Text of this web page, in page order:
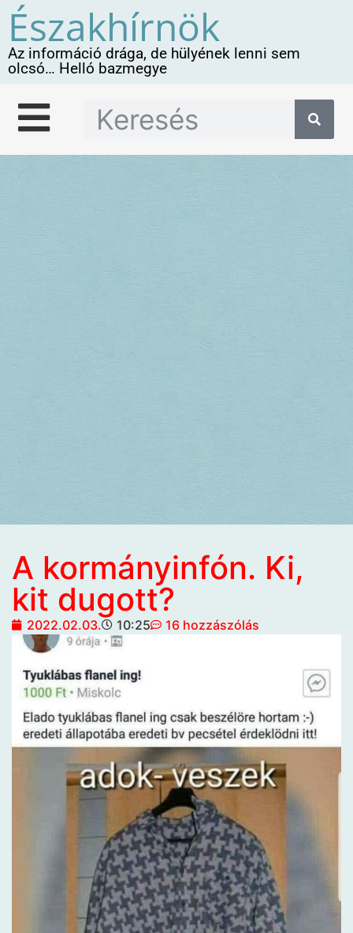
Északhírnök
Az információ drága, de hülyének lenni sem
olcsó… Helló bazmegye
A kormányinfón. Ki,
kit dugott?
2022.02.03. 10:25 16 hozzászólás